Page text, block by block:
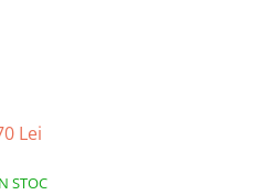
Lei
STOC